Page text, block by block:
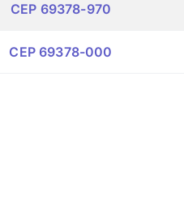
CEP 69378-970
CEP 69378-000